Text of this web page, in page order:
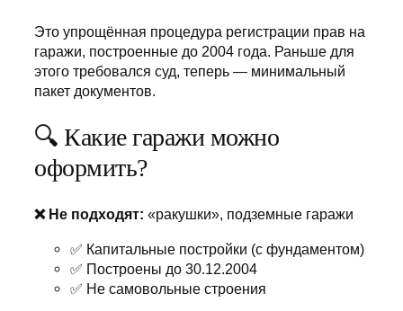
Это упрощённая процедура регистрации прав на
гаражи, построенные до 2004 года. Раньше для
этого требовался суд, теперь — минимальный
пакет документов.
🔍 Какие гаражи можно
оформить?
❌ Не подходят: «ракушки», подземные гаражи
✅ Капитальные постройки (с фундаментом)
✅ Построены до 30.12.2004
✅ Не самовольные строения